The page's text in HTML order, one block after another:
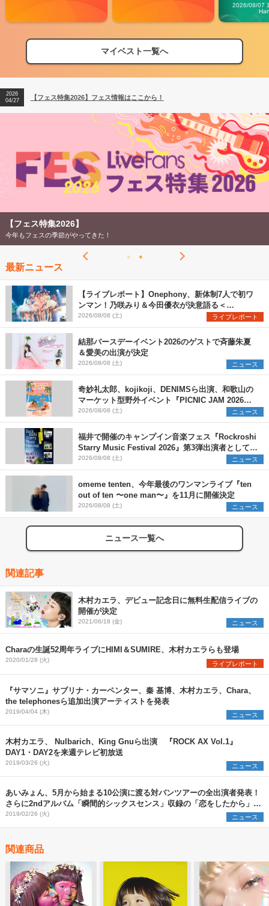
2026/08/07
マイベスト一覧へ
【フェス特集2026】フェス情報はここから！
【ライブ動員ランキング】2026年上半期編発表！
2026
04/27
【フェス特集2026】フェス情報はここから！
2026
【ライブ動員ランキング】2026年上半期編発表！
【フェス特集2026】
今年もフェスの季節がやってきた！
最新ニュース
【ライブレポート】Onephony、新体制7人で初ワ
ンマン！乃咲みり＆今田優衣が決意語る＜
Onephony新体制1st Oneman Live はじまりの夏
＞
2026/08/08 (土) ライブレポート
結那バースデーイベント2026のゲストで斉藤朱夏
＆愛美の出演が決定
2026/08/08 (土) ニュース
奇妙礼太郎、kojikoji、DENIMSら出演、和歌山の
マーケット型野外イベント『PICNIC JAM 2026』
早割チケット発売開始
2026/08/08 (土) ニュース
福井で開催のキャンプイン音楽フェス『Rockroshi
Starry Music Festival 2026』第3弾出演者として
SCOOBIE DO、かりゆし58、Reiを発表
2026/08/08 (土) ニュース
omeme tenten、今年最後のワンマンライブ『ten
out of ten 〜one man〜』を11月に開催決定
2026/08/08 (土) ニュース
ニュース一覧へ
関連記事
木村カエラ、デビュー記念日に無料生配信ライブの
開催が決定
2021/06/18 (金) ニュース
Charaの生誕52周年ライブにHIMI＆SUMIRE、木村カエラらも登場
2020/01/28 (火) ライブレポート
『サマソニ』サブリナ・カーペンター、秦 基博、木村カエラ、Chara、
the telephonesら追加出演アーティストを発表
2019/04/04 (木) ニュース
木村カエラ、 Nulbarich、King Gnuら出演 『ROCK AX Vol.1』
DAY1・DAY2を来週テレビ初放送
2019/03/26 (火) ニュース
あいみょん、5月から始まる10公演に渡る対バンツアーの全出演者発表！
さらに2ndアルバム「瞬間的シックスセンス」収録の「恋をしたから」レ
コーディング映像をYouTubeにて公開！！
2019/02/26 (火) ニュース
関連商品